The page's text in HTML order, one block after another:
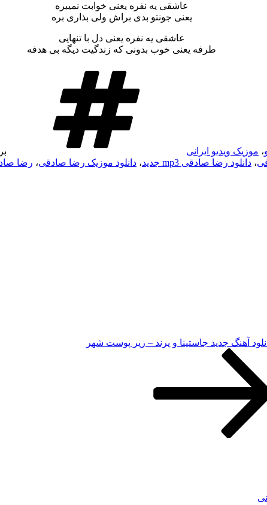
عاشقی یه نفره یعنی خوابت نمیبره
یعنی جونتو بدی براش ولی بذاری بره
عاشقی یه نفره یعنی دل با تنهایی
طرفه یعنی خوب بدونی که زندگیت دیگه بی هدفه
، موزیک ویدیو ایرانی
، دانلود رضا صادقی mp3 جدید ، دانلود موزیک رضا صادقی، رضا
آهنگ جدید جاستینا و پرند – زیر پوست شهر